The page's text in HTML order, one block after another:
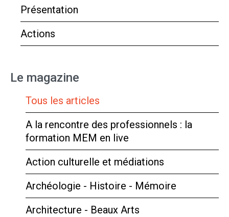
Présentation
Actions
Le magazine
Tous les articles
A la rencontre des professionnels : la
formation MEM en live
Action culturelle et médiations
Archéologie - Histoire - Mémoire
Architecture - Beaux Arts